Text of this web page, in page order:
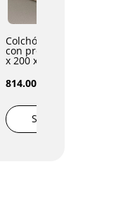
Colchón de espuma
con propóleo y aloe vera H3/H4 160
814.00 €
Seleccionar